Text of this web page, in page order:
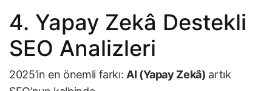
4. Yapay Zekâ Destekli
SEO Analizleri
2025’in en önemli farkı: AI (Yapay Zekâ) artık